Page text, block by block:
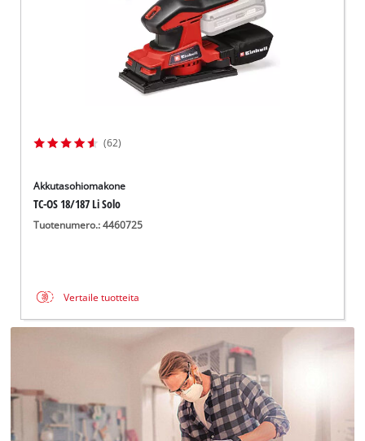
(62)
Akkutasohiomakone
TC-OS 18/187 Li Solo
Tuotenumero.: 4460725
Vertaile tuotteita